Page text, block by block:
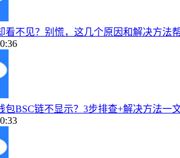
看不见？别慌，这几个原因和解决方法
包BSC链不显示？3步排查+解决方法一